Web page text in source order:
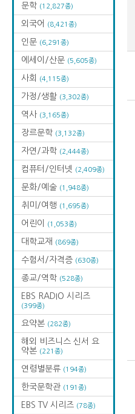
문학 (12,827종)
외국어 (8,421종)
인문 (6,291종)
에세이/산문 (5,605종)
사회 (4,115종)
가정/생활 (3,302종)
역사 (3,165종)
장르문학 (3,132종)
자연/과학 (2,444종)
컴퓨터/인터넷 (2,409종)
문화/예술 (1,948종)
취미/여행 (1,695종)
어린이 (1,053종)
대학교재 (869종)
수험서/자격증 (630종)
종교/역학 (528종)
EBS RADIO 시리즈
(399종)
요약본 (282종)
해외 비즈니스 신서 요
약본 (221종)
연령별분류 (194종)
한국문학관 (191종)
EBS TV 시리즈 (78종)